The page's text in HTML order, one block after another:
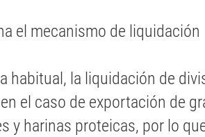
el mecanismo de liquidación
habitual, la liquidación de
el caso de exportación de
y harinas proteicas, por lo